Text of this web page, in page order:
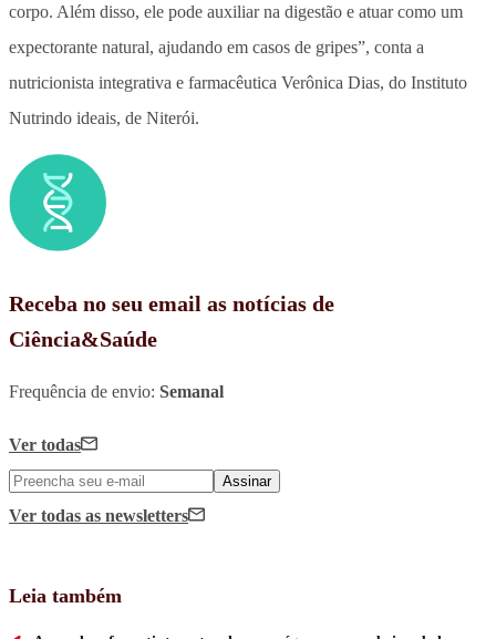
corpo. Além disso, ele pode auxiliar na digestão e atuar como um
expectorante natural, ajudando em casos de gripes”, conta a
nutricionista integrativa e farmacêutica Verônica Dias, do Instituto
Nutrindo ideais, de Niterói.
Receba no seu email as notícias de
Ciência&Saúde
Frequência de envio: Semanal
Ver todas
Assinar
Ver todas as newsletters
Leia também